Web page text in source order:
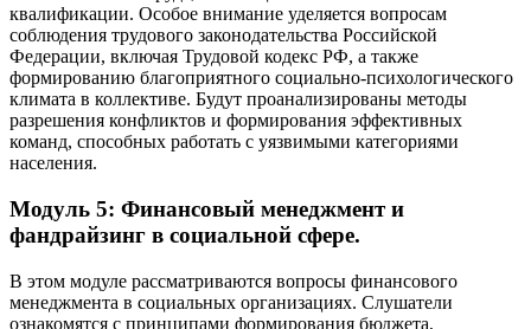
квалификации. Особое внимание уделяется вопросам
соблюдения трудового законодательства Российской
Федерации, включая Трудовой кодекс РФ, а также
формированию благоприятного социально-психологического
климата в коллективе. Будут проанализированы методы
разрешения конфликтов и формирования эффективных
команд, способных работать с уязвимыми категориями
населения.
Модуль 5: Финансовый менеджмент и
фандрайзинг в социальной сфере.
В этом модуле рассматриваются вопросы финансового
менеджмента в социальных организациях. Слушатели
ознакомятся с принципами формирования бюджета,